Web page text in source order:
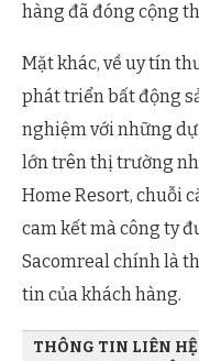
hàng đã đóng cộng
Mặt khác, về uy tín
phát triển bất động
nghiệm với những
lớn trên thị trường
Home Resort, chuỗi
cam kết mà công ty
Sacomreal chính là
tin của khách hàng.
THÔNG TIN LIÊN